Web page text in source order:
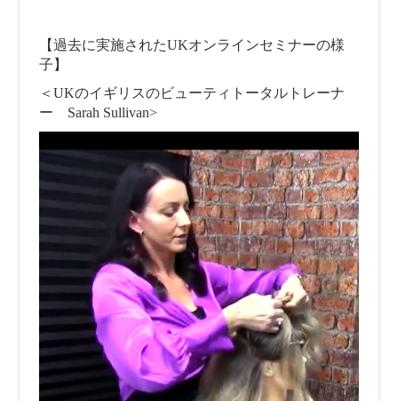
【過去に実施されたUKオンラインセミナーの様
子】
＜UKのイギリスのビューティトータルトレーナ
ー Sarah Sullivan>